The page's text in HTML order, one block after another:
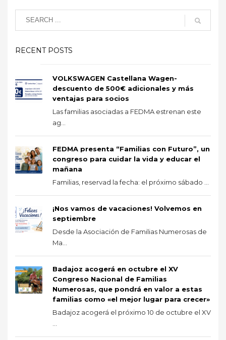
RECENT POSTS
VOLKSWAGEN Castellana Wagen-
descuento de 500€ adicionales y más
ventajas para socios
Las familias asociadas a FEDMA estrenan este
ag...
FEDMA presenta “Familias con Futuro”, un
congreso para cuidar la vida y educar el
mañana
Familias, reservad la fecha: el próximo sábado ...
¡Nos vamos de vacaciones! Volvemos en
septiembre
Desde la Asociación de Familias Numerosas de
Ma...
Badajoz acogerá en octubre el XV
Congreso Nacional de Familias
Numerosas, que pondrá en valor a estas
familias como «el mejor lugar para crecer»
Badajoz acogerá el próximo 10 de octubre el XV